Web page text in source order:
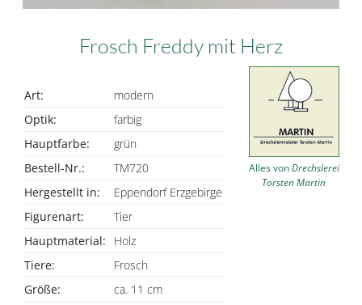
Frosch Freddy mit Herz
Art:
modern
Optik:
farbig
Hauptfarbe:
grün
Bestell-Nr.:
TM720
Hergestellt in:
Eppendorf Erzgebirge
Figurenart:
Tier
Hauptmaterial:
Holz
Tiere:
Frosch
Größe:
ca. 11 cm
Alles vonDrechslerei
Torsten Martin